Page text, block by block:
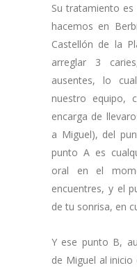
Su tratamiento
hacemos en
Castellón de la
arreglar 3
ausentes, lo
nuestro equipo,
encarga de
a Miguel), del
punto A es
oral en el
encuentres, y el
de tu sonrisa, en
Y ese punto B,
de Miguel al